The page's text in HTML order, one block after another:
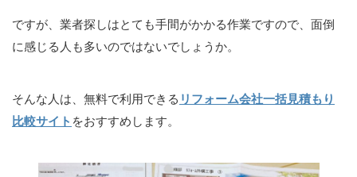
ですが、業者探しはとても手間がかかる作業ですので、面倒
に感じる人も多いのではないでしょうか。
そんな人は、無料で利用できる リフォーム会社一括見積もり
比較サイト をおすすめします。